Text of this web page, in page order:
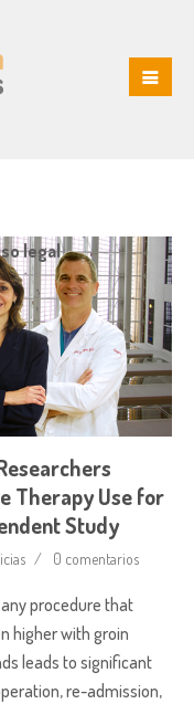
Therapy Use for
Study
0 comentarios
procedure that
higher with groin
leads to significant
re-admission,
legal